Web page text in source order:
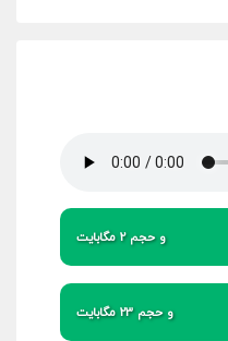
و حجم 2 مگابایت
و حجم 23 مگابایت